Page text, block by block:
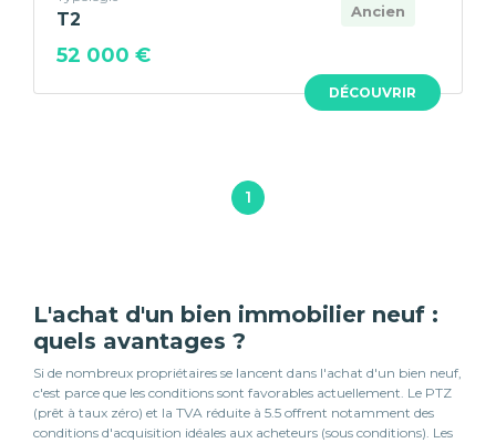
DÉCOUVRIR
Ancien
T2
52 000 €
1
L'achat d'un bien immobilier neuf :
quels avantages ?
Si de nombreux propriétaires se lancent dans l'achat d'un bien neuf,
c'est parce que les conditions sont favorables actuellement. Le PTZ
(prêt à taux zéro) et la TVA réduite à 5.5 offrent notamment des
conditions d'acquisition idéales aux acheteurs (sous conditions). Les